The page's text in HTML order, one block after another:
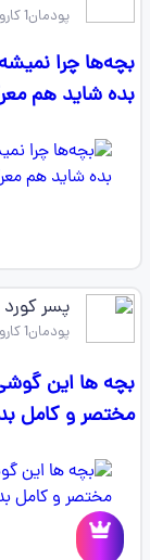
پودمان1 کاروفناوری هفتم
بچه‌ها چرا
بده شاید هم
پسر کورد
پودمان1 کاروفناوری هفتم
بچه ها این
مختصر و کامل